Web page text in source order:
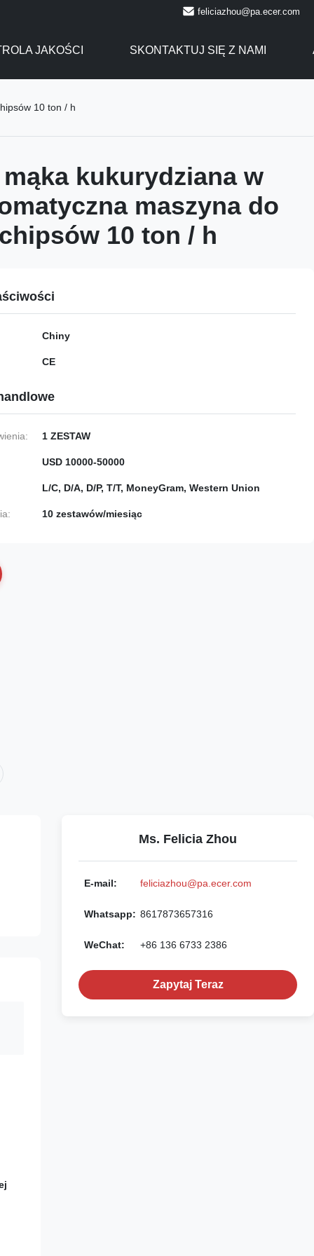
feliciazhou@pa.ecer.com
JAKOŚCI SKONTAKTUJ SIĘ Z NAMI
10 ton / h
kukurydziana w
maszyna do
10 ton / h
Chiny
CE
1 ZESTAW
USD 10000-50000
L/C, D/A, D/P, T/T, MoneyGram, Western Union
10 zestawów/miesiąc
Ms. Felicia Zhou
E-mail: feliciazhou@pa.ecer.com
Whatsapp: 8617873657316
WeChat: +86 136 6733 2386
Zapytaj Teraz